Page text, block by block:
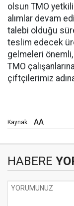
olsun TMO
alımlar devam
talebi olduğu
teslim edecek
gelmeleri önemli,
TMO
çiftçilerimiz
Kaynak: AA
HABERE